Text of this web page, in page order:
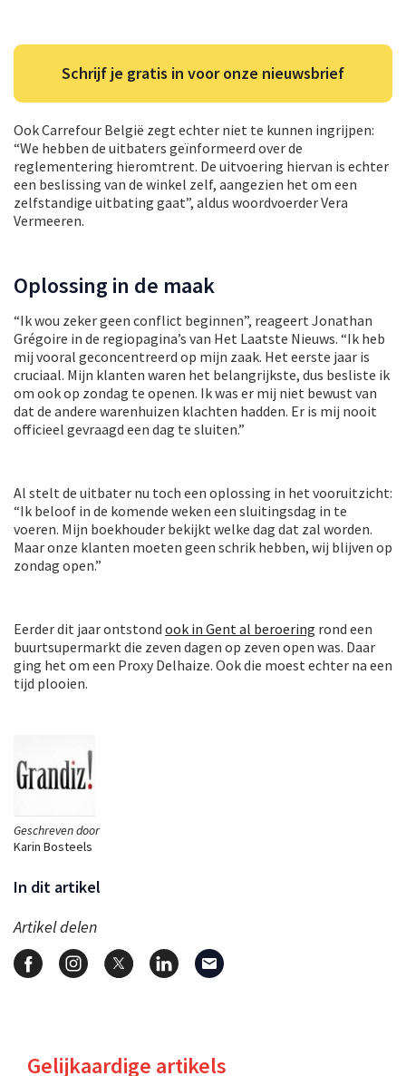
Geschreven door
Karin Bosteels
In dit artikel
Artikel delen
Schrijf je gratis in voor onze nieuwsbrief
Ook Carrefour België zegt echter niet te kunnen ingrijpen:
“We hebben de uitbaters geïnformeerd over de
reglementering hieromtrent. De uitvoering hiervan is echter
een beslissing van de winkel zelf, aangezien het om een
zelfstandige uitbating gaat”, aldus woordvoerder Vera
Vermeeren.
Oplossing in de maak
“Ik wou zeker geen conflict beginnen”, reageert Jonathan
Grégoire in de regiopagina’s van Het Laatste Nieuws. “Ik heb
mij vooral geconcentreerd op mijn zaak. Het eerste jaar is
cruciaal. Mijn klanten waren het belangrijkste, dus besliste ik
om ook op zondag te openen. Ik was er mij niet bewust van
dat de andere warenhuizen klachten hadden. Er is mij nooit
officieel gevraagd een dag te sluiten.”
Al stelt de uitbater nu toch een oplossing in het vooruitzicht:
“Ik beloof in de komende weken een sluitingsdag in te
voeren. Mijn boekhouder bekijkt welke dag dat zal worden.
Maar onze klanten moeten geen schrik hebben, wij blijven op
zondag open.”
Eerder dit jaar ontstond ook in Gent al beroering rond een
buurtsupermarkt die zeven dagen op zeven open was. Daar
ging het om een Proxy Delhaize. Ook die moest echter na een
tijd plooien.
Gelijkaardige artikels